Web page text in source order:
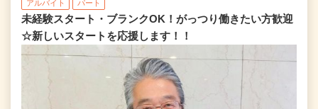
アルバイト パート
未経験スタート・ブランクOK！がっつり働きたい方歓迎
☆新しいスタートを応援します！！